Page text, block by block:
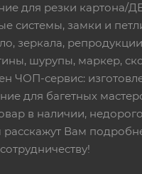
для резки картона/
замки и
зеркала,
шурупы, маркер,
ЧОП-сервис:
для багетных
в наличии,
Вам